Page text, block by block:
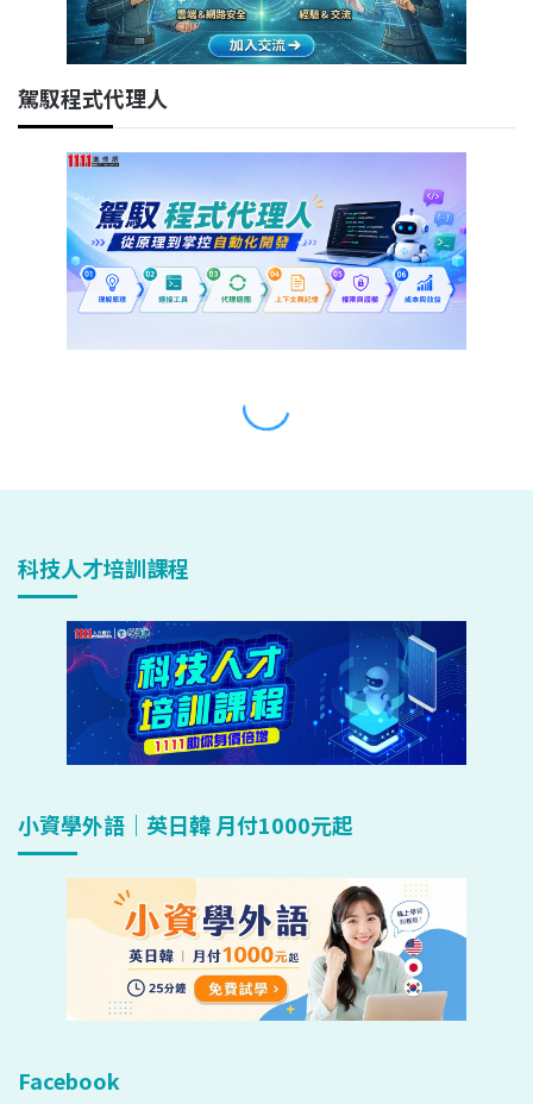
科技人才培訓課程
小資學外語｜英日韓 月付1000元起
Facebook